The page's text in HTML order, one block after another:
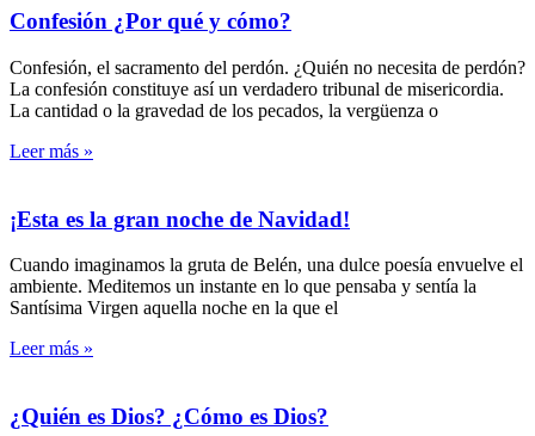
Confesión ¿Por qué y cómo?
Confesión, el sacramento del perdón. ¿Quién no necesita de perdón?
La confesión constituye así un verdadero tribunal de misericordia.
La cantidad o la gravedad de los pecados, la vergüenza o
Leer más »
¡Esta es la gran noche de Navidad!
Cuando imaginamos la gruta de Belén, una dulce poesía envuelve el
ambiente. Meditemos un instante en lo que pensaba y sentía la
Santísima Virgen aquella noche en la que el
Leer más »
¿Quién es Dios? ¿Cómo es Dios?